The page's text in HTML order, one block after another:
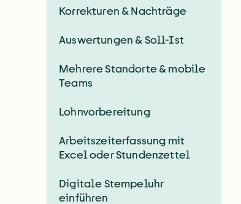
Korrekturen & Nachträge
Auswertungen & Soll-Ist
Mehrere Standorte & mobile
Teams
Lohnvorbereitung
Arbeitszeiterfassung mit
Excel oder Stundenzettel
Digitale Stempeluhr
einführen